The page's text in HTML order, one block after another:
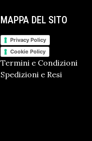
MAPPA DEL SITO
Privacy Policy
Cookie Policy
Termini e Condizioni
Spedizioni e Resi